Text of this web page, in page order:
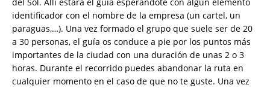
identificador con el nombre de la empresa (un cartel, un
paraguas,…). Una vez formado el grupo que suele ser de 20
a 30 personas, el guía os conduce a pie por los puntos más
importantes de la ciudad con una duración de unas 2 o 3
horas. Durante el recorrido puedes abandonar la ruta en
cualquier momento en el caso de que no te guste. Una vez